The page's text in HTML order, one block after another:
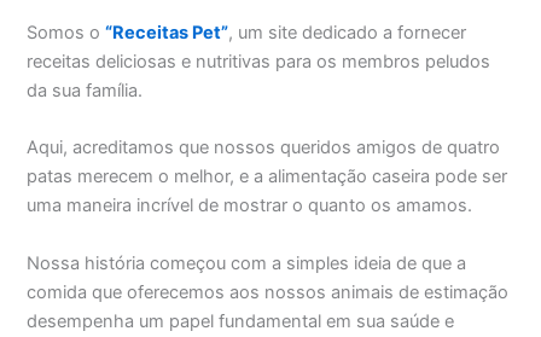
Somos o“Receitas Pet”, um site dedicado a fornecer
receitas deliciosas e nutritivas para os membros peludos
da sua família.
Aqui, acreditamos que nossos queridos amigos de quatro
patas merecem o melhor, e a alimentação caseira pode ser
uma maneira incrível de mostrar o quanto os amamos.
Nossa história começou com a simples ideia de que a
comida que oferecemos aos nossos animais de estimação
desempenha um papel fundamental em sua saúde e